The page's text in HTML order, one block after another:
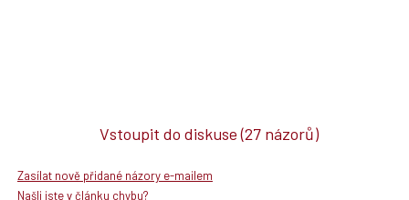
Vstoupit do diskuse(27 názorů)
Zasílat nově přidané názory e-mailem
Našli jste v článku chybu?